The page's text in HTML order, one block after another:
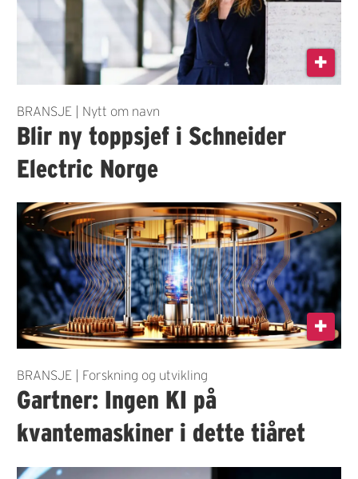
BRANSJE | Nytt om navn
Blir ny toppsjef i Schneider
Electric Norge
BRANSJE | Forskning og utvikling
Gartner: Ingen KI på
kvantemaskiner i dette tiåret